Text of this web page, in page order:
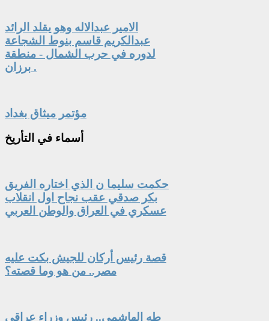
الامير عبدالاله وهو يقلد الرائد
عبدالكريم قاسم بنوط الشجاعة
لدوره في حرب الشمال - منطقة
برزان .
مؤتمر ميثاق بغداد
أسماء في التأريخ
حكمت سليما ن الذي اختاره الفريق
بكر صدقي عقب نجاح اول انقلاب
عسكري في العراق والوطن العربي
قصة رئيس أركان للجيش بكت عليه
مصر.. من هو وما قصته؟
طه الهاشمي.. رئيس وزراء عراقي